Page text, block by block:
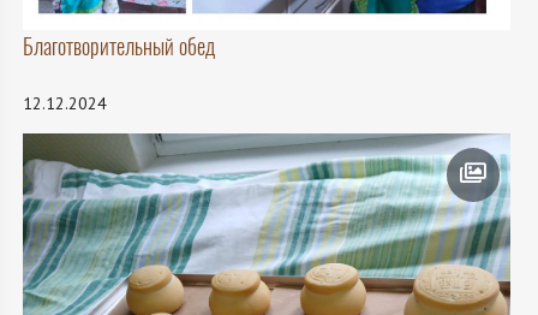
Благотворительный обед
12.12.2024